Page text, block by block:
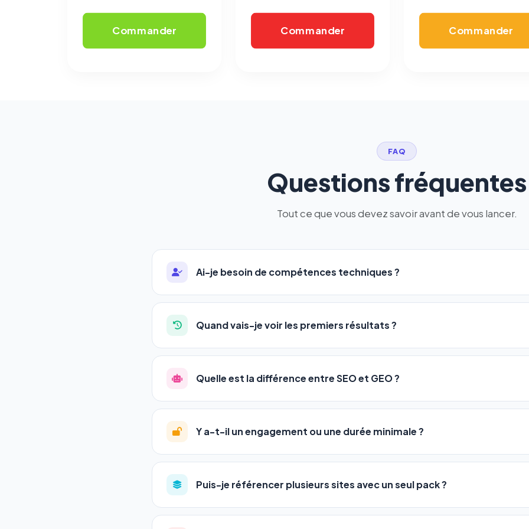
Commander Commander Commander
FAQ
Questions fréquentes
Tout ce que vous devez savoir avant de vous lancer.
Ai-je besoin de compétences techniques ?
Absolument pas. Notre logiciel a été conçu pour être accessible àtous les profils:
auto-entrepreneurs, PME ou agences. Pas de code, pas de configuration complexe —
l'adresse de votre site, décrivez votre activité, et le logiciel gère tout en automatique
Quand vais-je voir les premiers résultats ?
La plupart de nos utilisateurs observent une amélioration de leur positionnement en4
progression
votre tableau de bord.
Quelle est la différence entre SEO et GEO ?
LeSEO(Search Engine Optimization) vous positionne sur les moteurs classiques :
GEO(Generative Engine Optimization) va plus loin : il fait en sorte que les IA
Gemini et Perplexity
vous citent comme référence dans leurs réponses. Notre
deux simultanément et automatiquement.
Y a-t-il un engagement ou une durée minimale ?
Aucun engagement.Tous nos packs sont résiliables à tout moment, directement
en un clic, ou en nous contactant par téléphone (09 73 89 23 94) ou via le support en
pas de frais cachés. Votre liberté est totale.
Puis-je référencer plusieurs sites avec un seul pack ?
Oui ! Chaque pack couvre un nombre de sites différent :